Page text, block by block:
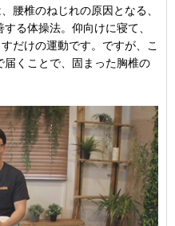
腰椎のねじれの原因となる、
る体操法。仰向けに寝て、
だけの運動です。ですが、こ
くことで、固まった胸椎の